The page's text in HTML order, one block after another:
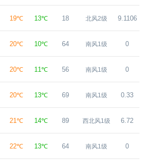
19℃ 13℃ 18 北风2级 9.1106
20℃ 10℃ 64 南风1级 0
20℃ 11℃ 56 南风1级 0
20℃ 13℃ 69 南风1级 0.33
21℃ 14℃ 89 西北风1级 6.72
22℃ 13℃ 64 南风1级 0